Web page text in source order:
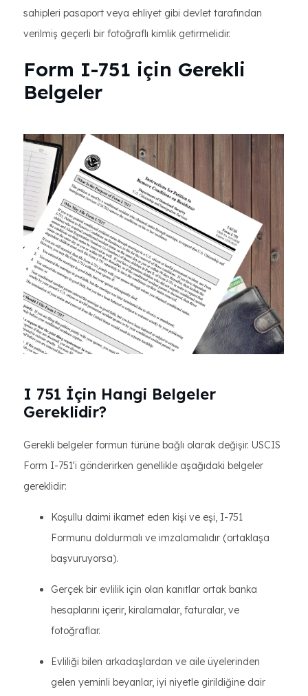
sahipleri pasaport veya ehliyet gibi devlet tarafından
verilmiş geçerli bir fotoğraflı kimlik getirmelidir.
Form I-751 için Gerekli
Belgeler
I 751 İçin Hangi Belgeler
Gereklidir?
Gerekli belgeler formun türüne bağlı olarak değişir. USCIS
Form I-751'i gönderirken genellikle aşağıdaki belgeler
gereklidir:
Koşullu daimi ikamet eden kişi ve eşi, I-751
Formunu doldurmalı ve imzalamalıdır (ortaklaşa
başvuruyorsa).
Gerçek bir evlilik için olan kanıtlar ortak banka
hesaplarını içerir, kiralamalar, faturalar, ve
fotoğraflar.
Evliliği bilen arkadaşlardan ve aile üyelerinden
gelen yeminli beyanlar, iyi niyetle girildiğine dair